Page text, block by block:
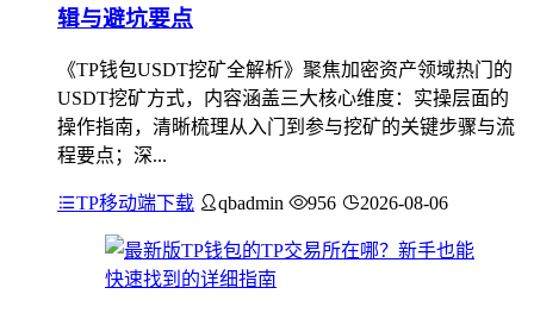
辑与避坑要点
《TP钱包USDT挖矿全解析》聚焦加密资产领域热门的
USDT挖矿方式，内容涵盖三大核心维度：实操层面的
操作指南，清晰梳理从入门到参与挖矿的关键步骤与流
程要点；深...
TP移动端下载 qbadmin 956 2026-08-06